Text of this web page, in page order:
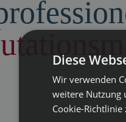
Diese
Wir verwenden
weitere Nutzung
Cookie-Richtlinie